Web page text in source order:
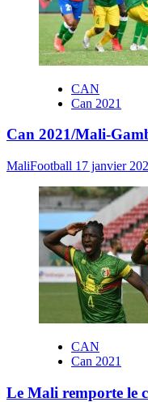
CAN
Can 2021
Can 2021/Mali-
MaliFootball 17 janvier
CAN
Can 2021
Le Mali remporte le